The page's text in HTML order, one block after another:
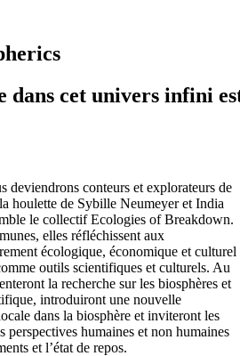
dans cet univers infini
deviendrons conteurs et explorateurs de
houlette de Sybille Neumeyer et India
le collectif Ecologies of Breakdown.
elles réfléchissent aux
écologique, économique et culturel
outils scientifiques et culturels. Au
la recherche sur les biosphères et
introduiront une nouvelle
dans la biosphère et inviteront les
perspectives humaines et non humaines
et l’état de repos.